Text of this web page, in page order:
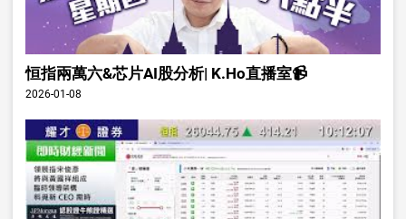
恒指兩萬六&芯片AI股分析| K.Ho直播室📹
2026-01-08